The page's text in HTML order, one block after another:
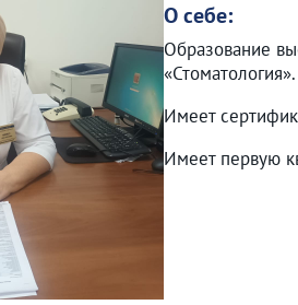
О себе:
Образование
«Стоматология».
Имеет
Имеет первую